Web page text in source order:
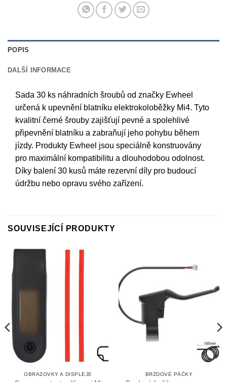
POPIS
DALŠÍ INFORMACE
Sada 30 ks náhradních šroubů od značky Ewheel
určená k upevnění blatníku elektrokoloběžky Mi4. Tyto
kvalitní černé šrouby zajišťují pevné a spolehlivé
připevnění blatníku a zabraňují jeho pohybu během
jízdy. Produkty Ewheel jsou speciálně konstruovány
pro maximální kompatibilitu a dlouhodobou odolnost.
Díky balení 30 kusů máte rezervní díly pro budoucí
údržbu nebo opravu svého zařízení.
SOUVISEJÍCÍ PRODUKTY
OBRAZOVKY A DISPLEJE BRZDOVÉ PÁČKY